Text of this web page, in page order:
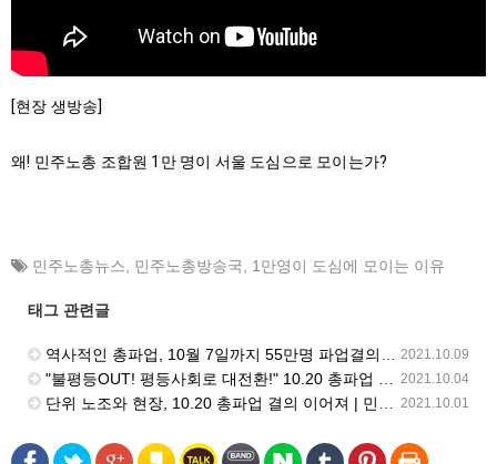
[현장 생방송]
왜! 민주노총 조합원 1만 명이 서울 도심으로 모이는가?
민주노총뉴스 민주노총방송국 1만영이 도심에 모이는 이유
태그 관련글
2021.10.09
역사적인 총파업, 10월 7일까지 55만명 파업결의 | 민주노총 뉴스 | 2021.10.08
2021.10.04
"불평등OUT! 평등사회로 대전환!" 10.20 총파업 결의대회 열려 | 민주노총 뉴스 | 2021.10.01
2021.10.01
단위 노조와 현장, 10.20 총파업 결의 이어져 | 민주노총 뉴스 | 2021.9.17